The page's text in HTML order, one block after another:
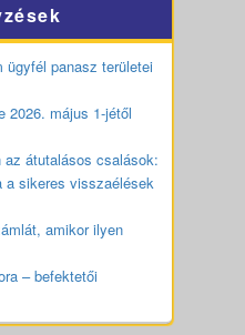
ügyfél panasz területei
2026. május 1-jétől
az átutalásos csalások:
a sikeres visszaélések
amikor ilyen
– befektetői